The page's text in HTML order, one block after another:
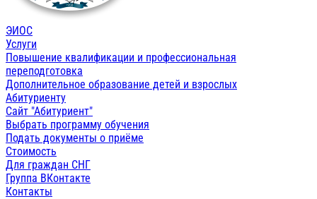
ЭИОС
Услуги
Повышение квалификации и профессиональная
переподготовка
Дополнительное образование детей и взрослых
Абитуриенту
Сайт "Абитуриент"
Выбрать программу обучения
Подать документы о приёме
Стоимость
Для граждан СНГ
Группа ВКонтакте
Контакты